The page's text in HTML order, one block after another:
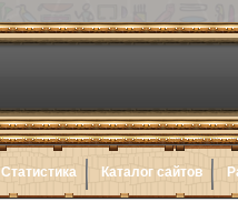
Статистика Каталог сайтов